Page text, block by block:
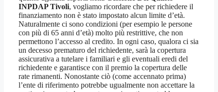
INPDAP Tivoli, vogliamo ricordare che per richiedere il
finanziamento non è stato impostato alcun limite d’età.
Naturalmente ci sono condizioni (per esempio le persone
con più di 65 anni d’età) molto più restrittive, che non
permettono l’accesso al credito. In ogni caso, qualora ci sia
un decesso prematuro del richiedente, sarà la copertura
assicurativa a tutelare i familiari e gli eventuali eredi del
richiedente e garantisce con il premio la copertura delle
rate rimanenti. Nonostante ciò (come accennato prima)
l’ente di riferimento potrebbe ugualmente non accettare la